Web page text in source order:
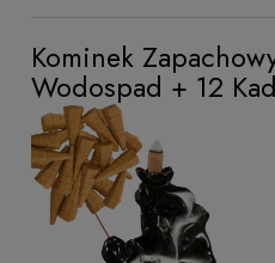
Kominek
Wodospad + 12